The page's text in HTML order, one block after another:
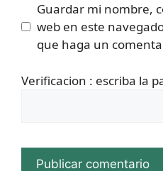
Guardar mi nombre,
web en este
que haga un
Verificacion : escriba la